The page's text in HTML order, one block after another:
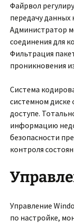
Файрвол
передачу данных
Администратор
соединения для
Фильтрация
проникновения
Система
системном
доступе.
информацию
безопасности
контроля
Управление
по настройке,